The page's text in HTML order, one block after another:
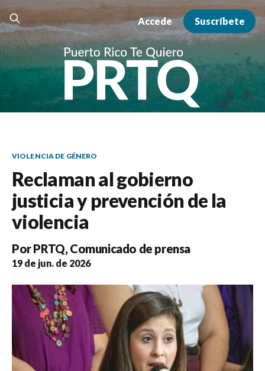
Accede Suscríbete
VIOLENCIA DE GÉNERO
Reclaman al gobierno
justicia y prevención de la
violencia
PorPRTQ,Comunicado de prensa
19 de jun. de 2026